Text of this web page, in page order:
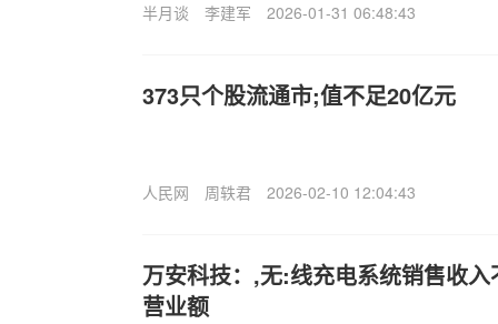
半月谈 李建军 2026-01-31 06:48:43
373只个股流通市;值不足20亿元
人民网 周轶君 2026-02-10 12:04:43
万安科技：,无:线充电系统销售收
营业额